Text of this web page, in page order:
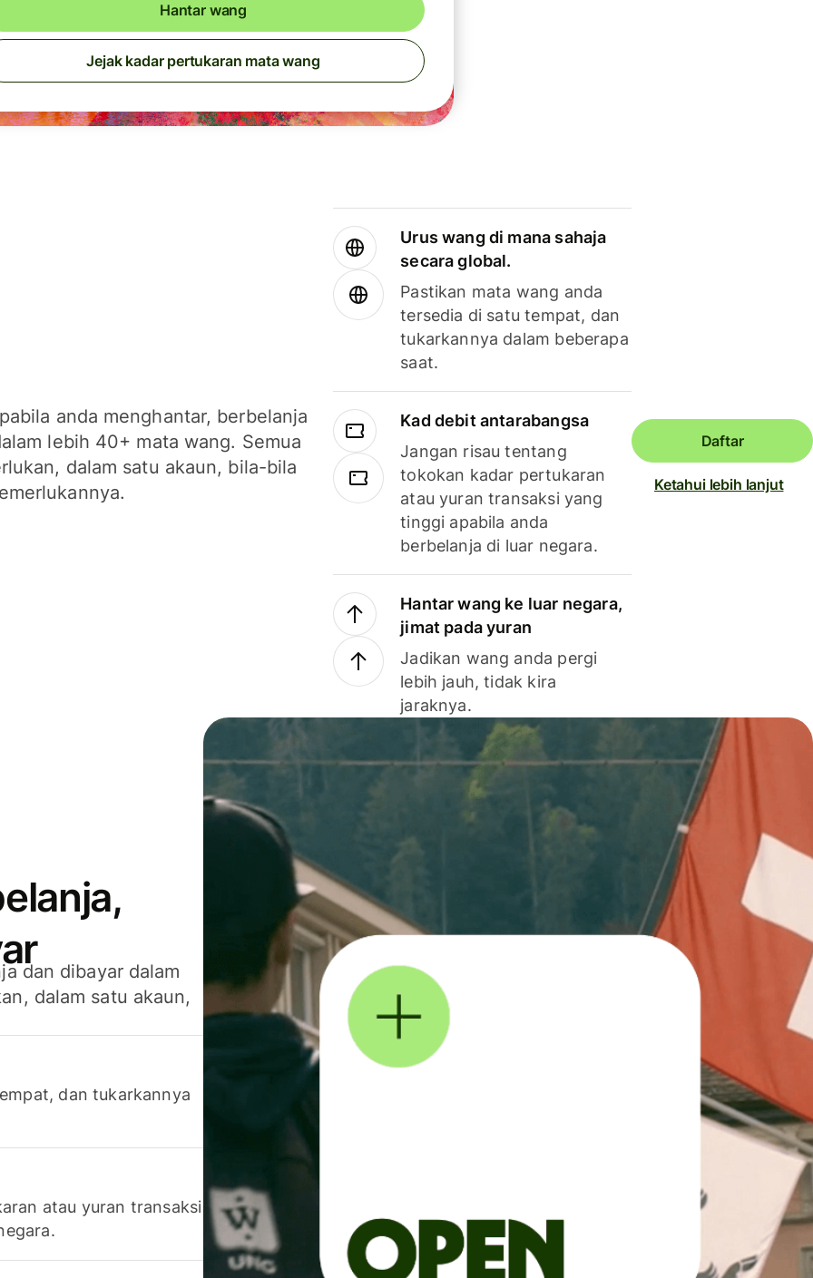
Hantar wang
Jejak kadar pertukaran mata wang
anda menghantar, berbelanja
lebih 40+ mata wang. Semua
dalam satu akaun, bila-bila
Urus wang di mana sahaja
secara global.
Pastikan mata wang anda
tersedia di satu tempat, dan
tukarkannya dalam beberapa
saat.
Kad debit antarabangsa
Jangan risau tentang
tokokan kadar pertukaran
atau yuran transaksi yang
tinggi apabila anda
berbelanja di luar negara.
Hantar wang ke luar negara,
jimat pada yuran
Jadikan wang anda pergi
lebih jauh, tidak kira
jaraknya.
Daftar
Ketahui lebih lanjut
dan dibayar dalam
dalam satu akaun,
dan tukarkannya
atau yuran transaksi